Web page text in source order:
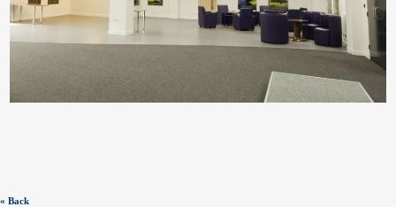
« Back